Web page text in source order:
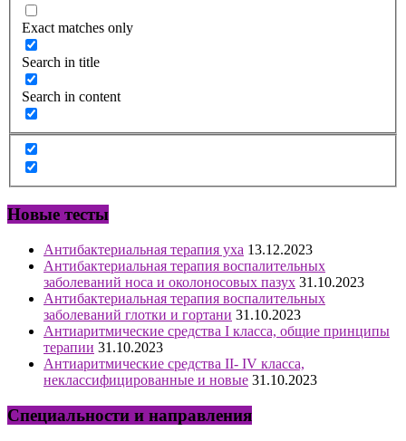
Exact matches only
Search in title
Search in content
Новые тесты
Антибактериальная терапия уха 13.12.2023
Антибактериальная терапия воспалительных
заболеваний носа и околоносовых пазух 31.10.2023
Антибактериальная терапия воспалительных
заболеваний глотки и гортани 31.10.2023
Антиаритмические средства I класса, общие принципы
терапии 31.10.2023
Антиаритмические средства II- IV класса,
неклассифицированные и новые 31.10.2023
Специальности и направления